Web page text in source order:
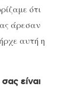
ότι
άρεσαν
αυτή η
είναι